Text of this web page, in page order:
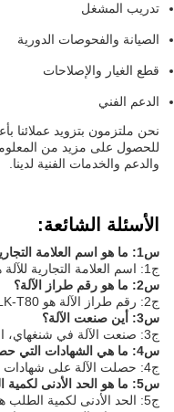
تدريب المشغل
الصيانة والفحوصات الدورية
قطع الغيار والإصلاحات
الدعم الفني
نحن ملتزمون بتزويد عملائنا
للحصول على مزيد من
والدعم والخدمات الفنية لدينا.
الأسئلة الشائعة:
س1: ما هو اسم العلامة التجارية لآلة صنع صواني رقائق الألومنيوم؟
ج1: اسم العلامة التجارية للآلة هو LIKEE.
س2: ما هو رقم طراز الآلة؟
ج2: رقم طراز الآلة هو LK-T80.
س3: أين صنعت الآلة؟
ج3: صنعت الآلة في شنغهاي، الصين.
س4: ما هي الشهادات التي حصلت عليها الآلة؟
ج4: حصلت الآلة على شهادات ISO 9001 و ISO14001 و SGS و CE.
س5: ما هو الحد الأدنى لكمية الطلب للآلة وما هو السعر؟
ج5: الحد الأدنى لكمية